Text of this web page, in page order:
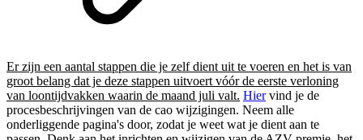
Er zijn een aantal stappen die je zelf dient uit te voeren en het is van
groot belang dat je deze stappen uitvoert vóór de eerste verloning
van loontijdvakken waarin de maand juli valt. Hier vind je de
procesbeschrijvingen van de cao wijzigingen. Neem alle
onderliggende pagina's door, zodat je weet wat je dient aan te